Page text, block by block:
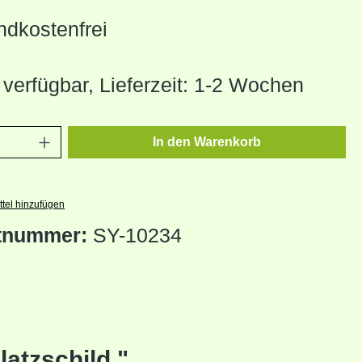
Lieferzeit: 1-2 Wochen
Anzahl: Gib den gewünschten Wert ein
In den Warenkorb
hinzufügen
SY-10234